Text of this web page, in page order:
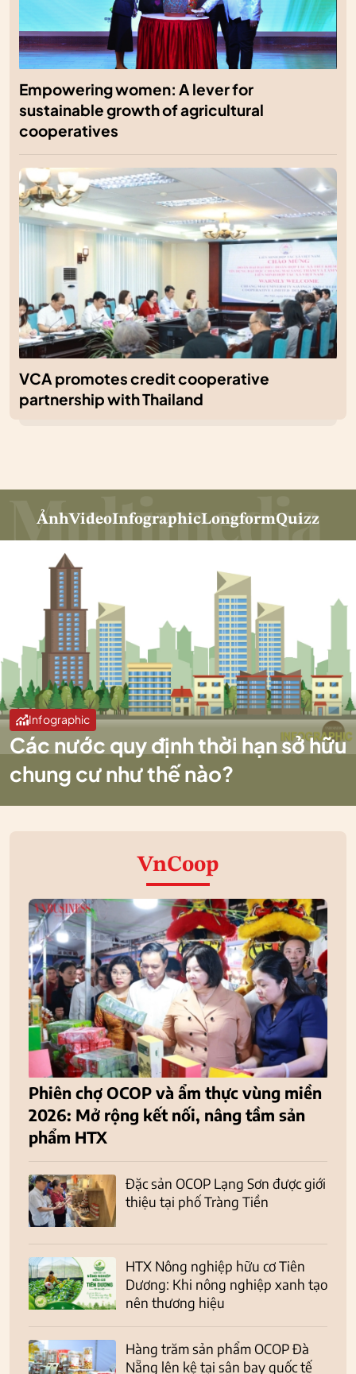
Empowering women: A lever for
sustainable growth of agricultural
cooperatives
VCA promotes credit cooperative
partnership with Thailand
ẢnhVideoInfographicLongformQuizz
Infographic
Các nước quy định thời hạn sở hữu
chung cư như thế nào?
VnCoop
Phiên chợ OCOP và ẩm thực vùng miền
2026: Mở rộng kết nối, nâng tầm sản
phẩm HTX
Đặc sản OCOP Lạng Sơn được giới
thiệu tại phố Tràng Tiền
HTX Nông nghiệp hữu cơ Tiên
Dương: Khi nông nghiệp xanh tạo
nên thương hiệu
Hàng trăm sản phẩm OCOP Đà
Nẵng lên kệ tại sân bay quốc tế